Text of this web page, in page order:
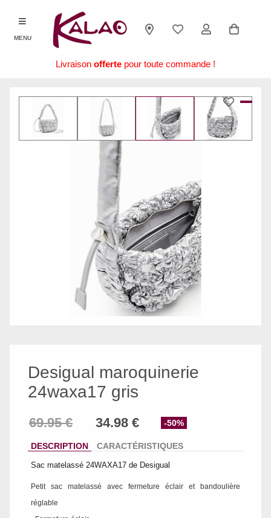
MENU
Livraison offerte pour toute commande !
Desigual maroquinerie
24waxa17 gris
-50%
DESCRIPTION CARACTÉRISTIQUES
Sac matelassé 24WAXA17 de Desigual
Petit sac matelassé avec fermeture éclair et bandoulière
réglable